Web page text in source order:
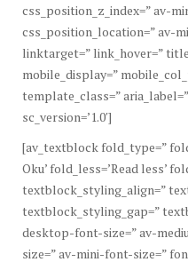
css_position_z_index=” av-
css_position_location=” av-
linktarget=” link_hover=”
mobile_display=”
template_class=” aria_label=”
sc_version=’1.0′]
[av_textblock fold_type=”
Oku’ fold_less=’Read less’
textblock_styling_align=”
textblock_styling_gap=”
desktop-font-size=” av-
size=” av-mini-font-size=”